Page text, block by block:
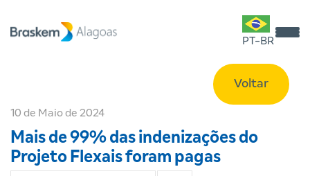
PT-BR
Voltar
10 de Maio de 2024
Mais de 99% das indenizações do
Projeto Flexais foram pagas